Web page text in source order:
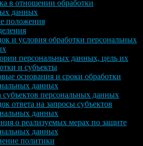
в отношении обработки
данных
положения
и условия обработки персональных
персональных данных, цель их
и субъекты
основания и сроки обработки
данных
субъектов персональных данных
ответа на запросы субъектов
данных
о реализуемых мерах по защите
данных
политики